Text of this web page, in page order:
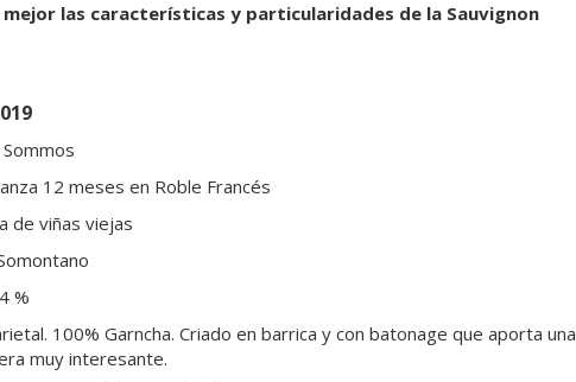
las características y particularidades de la Sauvignon
12 meses en Roble Francés
de viñas viejas
%
100% Garncha. Criado en barrica y con batonage que aporta una
muy interesante.